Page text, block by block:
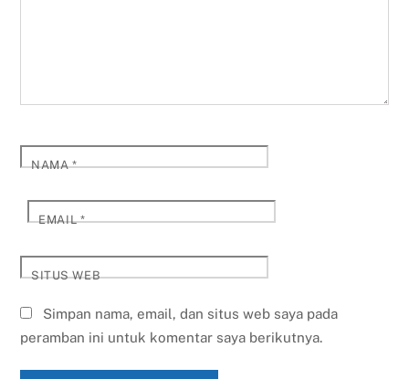
NAMA*
EMAIL*
SITUS WEB
Simpan nama, email, dan situs web saya pada
peramban ini untuk komentar saya berikutnya.